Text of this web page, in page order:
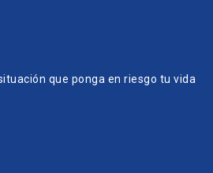
que ponga en riesgo tu vida